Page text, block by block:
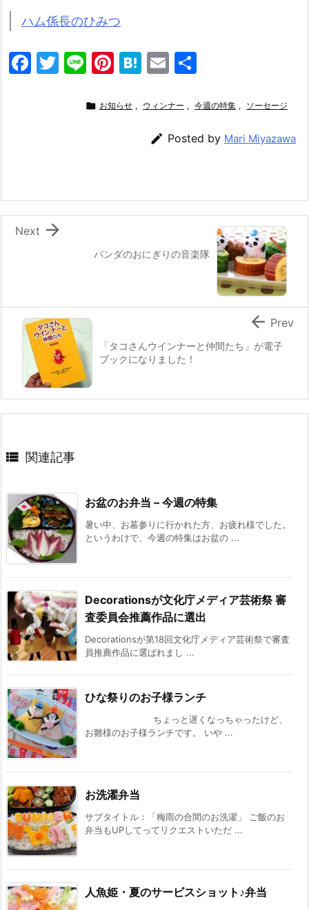
ハム係長のひみつ
F
o
k
T
Li
e
Pi
er
H
e
a
E
ai
l
 お知らせ , ウィンナー , 今週の特集 , ソーセージ
 Posted by Mari Miyazawa
パンダのおにぎりの音楽隊

Next
「タコさんウインナーと仲間たち」が電子
ブックになりました！
 Prev
 関連記事
お盆のお弁当 – 今週の特集
暑い中、お墓参りに行かれた方、お疲れ様でした。
というわけで、今週の特集はお盆の ...
Decorationsが文化庁メディア芸術祭 審
査委員会推薦作品に選出
Decorationsが第18回文化庁メディア芸術祭で審査
員推薦作品に選ばれまし ...
ひな祭りのお子様ランチ
ちょっと遅くなっちゃったけど、
お雛様のお子様ランチです。 いや ...
お洗濯弁当
サブタイトル：「梅雨の合間のお洗濯」 ご飯のお
弁当もUPしてってリクエストいただ ...
人魚姫・夏のサービスショット♪弁当